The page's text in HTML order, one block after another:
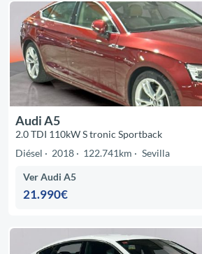
Audi A5
2.0 TDI 110kW S tronic Sportback
Diésel
2018 122.741km Sevilla
Ver Audi A5
21.990€